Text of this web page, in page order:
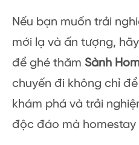
Nếu bạn muốn trải
mới lạ và ấn tượng,
để ghé thăm Sành
chuyến đi không chỉ
khám phá và trải
độc đáo mà homestay